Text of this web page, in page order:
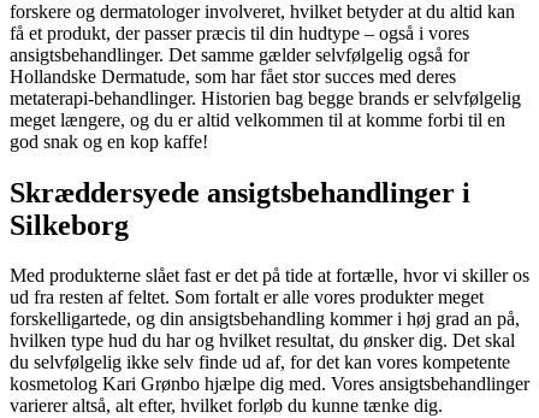
forskere og dermatologer involveret, hvilket betyder at du altid kan
få et produkt, der passer præcis til din hudtype – også i vores
ansigtsbehandlinger. Det samme gælder selvfølgelig også for
Hollandske Dermatude, som har fået stor succes med deres
metaterapi-behandlinger. Historien bag begge brands er selvfølgelig
meget længere, og du er altid velkommen til at komme forbi til en
god snak og en kop kaffe!
Skræddersyede ansigtsbehandlinger i
Silkeborg
Med produkterne slået fast er det på tide at fortælle, hvor vi skiller os
ud fra resten af feltet. Som fortalt er alle vores produkter meget
forskelligartede, og din ansigtsbehandling kommer i høj grad an på,
hvilken type hud du har og hvilket resultat, du ønsker dig. Det skal
du selvfølgelig ikke selv finde ud af, for det kan vores kompetente
kosmetolog Kari Grønbo hjælpe dig med. Vores ansigtsbehandlinger
varierer altså, alt efter, hvilket forløb du kunne tænke dig.